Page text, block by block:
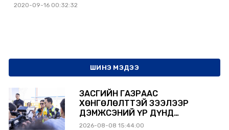
2020-09-16 00:32:32
ШИНЭ МЭДЭЭ
ЗАСГИЙН ГАЗРААС
ХӨНГӨЛӨЛТТЭЙ ЗЭЭЛЭЭР
ДЭМЖСЭНИЙ ҮР ДҮНД
ШАТАХУУН ХАДГАЛАХ САВНУУД
2026-08-08 15:44:00